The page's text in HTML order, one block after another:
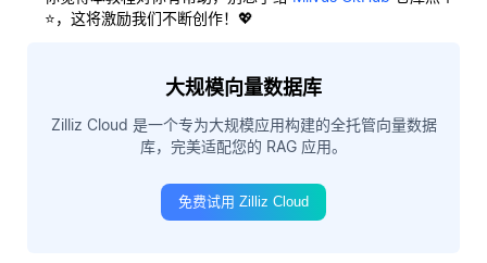
⭐，这将激励我们不断创作！💖
大规模向量数据库
Zilliz Cloud 是一个专为大规模应用构建的全托管向量数据
库，完美适配您的 RAG 应用。
免费试用 Zilliz Cloud